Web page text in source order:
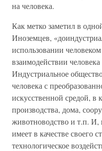
на человека.
Как метко заметил в
Иноземцев,
использовании
взаимодействии
Индустриальное
человека с
искусственной средой, в
производства, дома,
животноводство и т.п. И,
имеет в качестве своего
технологическое